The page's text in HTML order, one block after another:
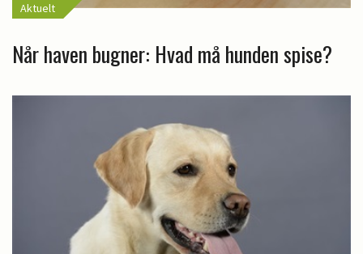
Aktuelt
Når haven bugner: Hvad må hunden spise?